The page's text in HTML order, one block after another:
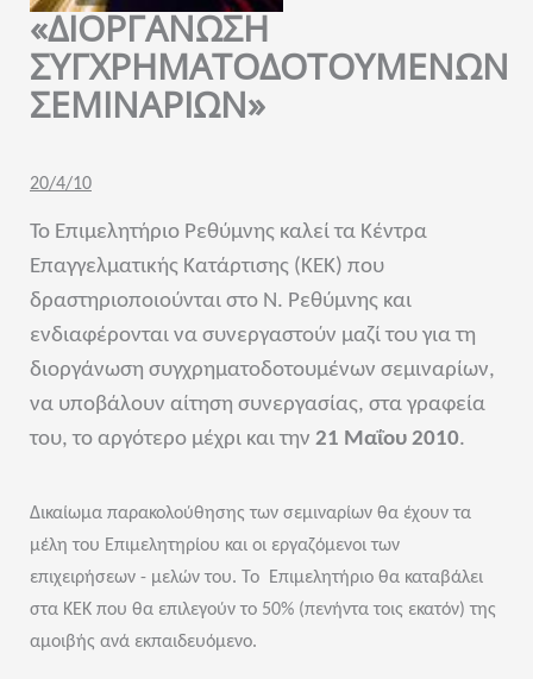
«ΔΙΟΡΓΑΝΩΣΗ
ΣΥΓΧΡΗΜΑΤΟΔΟΤΟΥΜΕΝΩΝ
ΣΕΜΙΝΑΡΙΩΝ»
20/4/10
Το Επιμελητήριο Ρεθύμνης καλεί τα Κέντρα
Επαγγελματικής Κατάρτισης (ΚΕΚ) που
δραστηριοποιούνται στο Ν. Ρεθύμνης και
ενδιαφέρονται να συνεργαστούν μαζί του για τη
διοργάνωση συγχρηματοδοτουμένων σεμιναρίων,
να υποβάλουν αίτηση συνεργασίας, στα γραφεία
του, το αργότερο μέχρι και την 21 Μαΐου 2010.
Δικαίωμα παρακολούθησης των σεμιναρίων θα έχουν τα
μέλη του Επιμελητηρίου και οι εργαζόμενοι των
επιχειρήσεων - μελών του. Το
Επιμελητήριο θα καταβάλει
στα ΚΕΚ που θα επιλεγούν το 50% (πενήντα τοις εκατόν) της
αμοιβής ανά εκπαιδευόμενο.